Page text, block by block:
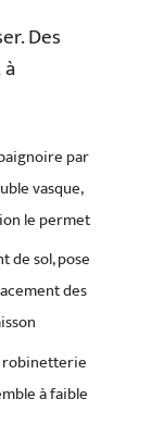
Des
par
vasque,
le permet
de sol, pose
des
robinetterie
à faible